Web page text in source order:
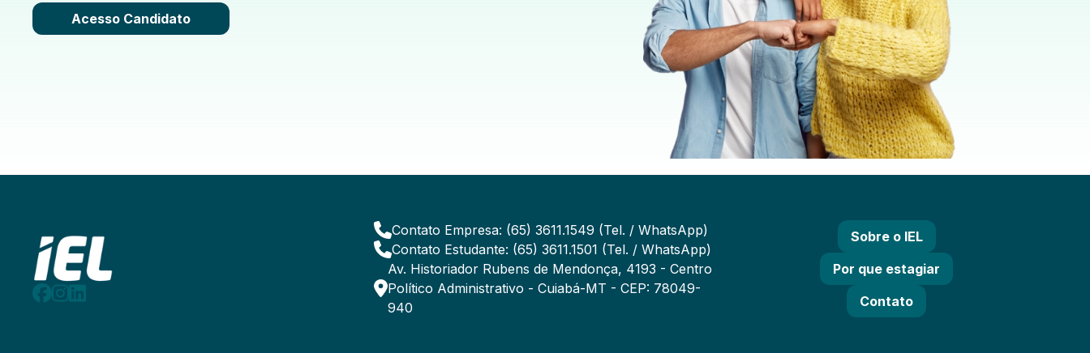
Acesso Candidato
Contato Empresa: (65) 3611.1549 (Tel. / WhatsApp)
Contato Estudante: (65) 3611.1501 (Tel. / WhatsApp)
Av. Historiador Rubens de Mendonça, 4193 - Centro
Político Administrativo - Cuiabá-MT - CEP: 78049-
940
Sobre o IEL
Por que estagiar
Contato